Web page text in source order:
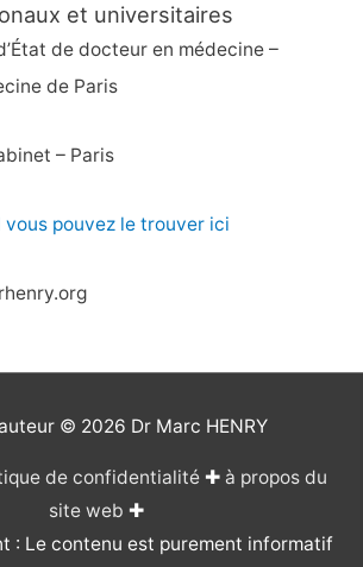
et universitaires
de docteur en médecine –
de Paris
– Paris
pouvez le trouver ici
© 2026 Dr Marc HENRY
de confidentialité✚ à propos du
site web ✚
: Le contenu est purement informatif